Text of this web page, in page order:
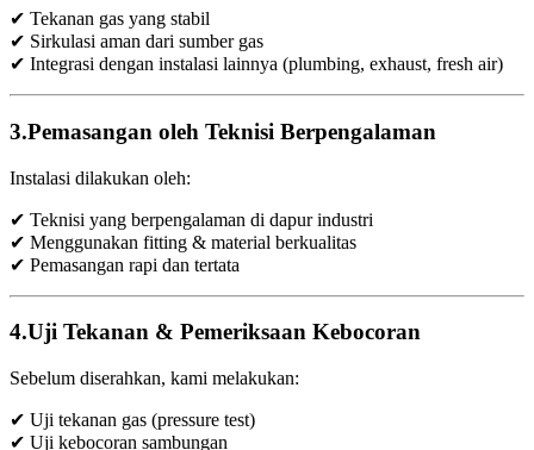
✔ Tekanan gas yang stabil
✔ Sirkulasi aman dari sumber gas
✔ Integrasi dengan instalasi lainnya (plumbing, exhaust, fresh air)
3.Pemasangan oleh Teknisi Berpengalaman
Instalasi dilakukan oleh:
✔ Teknisi yang berpengalaman di dapur industri
✔ Menggunakan fitting & material berkualitas
✔ Pemasangan rapi dan tertata
4.Uji Tekanan & Pemeriksaan Kebocoran
Sebelum diserahkan, kami melakukan:
✔ Uji tekanan gas (pressure test)
✔ Uji kebocoran sambungan